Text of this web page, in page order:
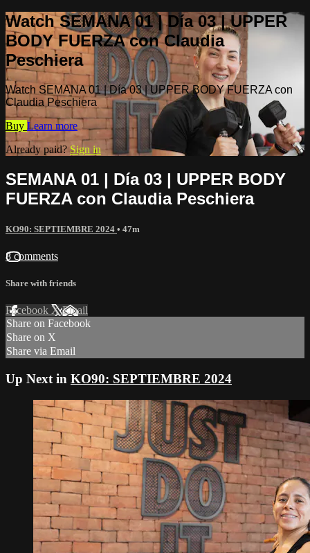
Watch SEMANA 01 | Día 03 | UPPER
BODY FUERZA con Claudia
Peschiera
Watch SEMANA 01 | Día 03 | UPPER BODY FUERZA con
Claudia Peschiera
Buy Learn more
Already paid?Sign in
SEMANA 01 | Día 03 | UPPER BODY
FUERZA con Claudia Peschiera
KO90: SEPTIEMBRE 2024 • 47m
8 comments
Share with friends
Facebook XEmail
Share on Facebook
Share on X
Share via Email
Up Next in KO90: SEPTIEMBRE 2024